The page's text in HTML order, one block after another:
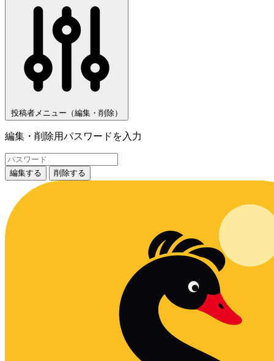
投稿者メニュー（編集・削除）
編集・削除用パスワードを入力
編集する 削除する